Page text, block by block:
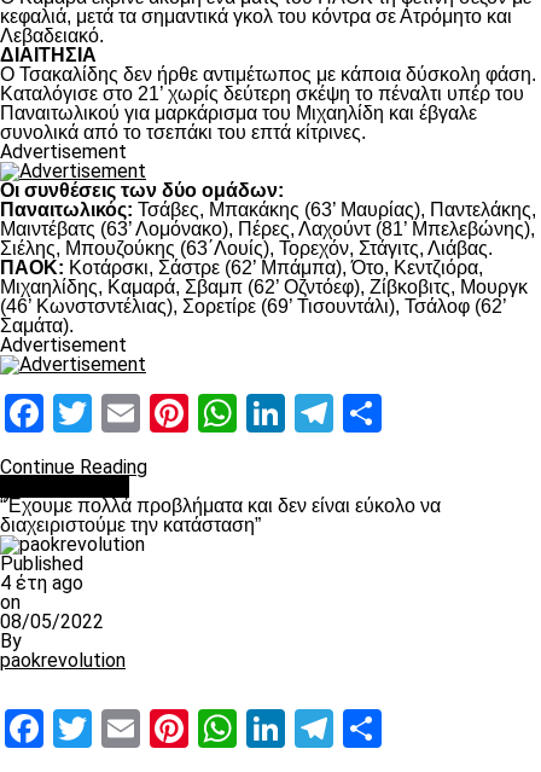
κεφαλιά, μετά τα σημαντικά γκολ του κόντρα σε Ατρόμητο και
Λεβαδειακό.
ΔΙΑΙΤΗΣΙΑ
Ο Τσακαλίδης δεν ήρθε αντιμέτωπος με κάποια δύσκολη φάση.
Καταλόγισε στο 21’ χωρίς δεύτερη σκέψη το πέναλτι υπέρ του
Παναιτωλικού για μαρκάρισμα του Μιχαηλίδη και έβγαλε
συνολικά από το τσεπάκι του επτά κίτρινες.
Advertisement
Οι συνθέσεις των δύο ομάδων:
Παναιτωλικός: Τσάβες, Μπακάκης (63’ Μαυρίας), Παντελάκης,
Μαιντέβατς (63’ Λομόνακο), Πέρες, Λαχούντ (81’ Μπελεβώνης),
Σιέλης, Μπουζούκης (63΄Λουίς), Τορεχόν, Στάγιτς, Λιάβας.
ΠΑΟΚ: Κοτάρσκι, Σάστρε (62’ Μπάμπα), Ότο, Κεντζιόρα,
Μιχαηλίδης, Καμαρά, Σβαμπ (62’ Οζντόεφ), Ζίβκοβιτς, Μουργκ
(46’ Κωνστσντέλιας), Σορετίρε (69’ Τισουντάλι), Τσάλοφ (62’
Σαμάτα).
Advertisement
Facebook
Twitter
EmailPinterest
WhatsApp
LinkedIn
Telegram
Continue Reading
“Έχουμε πολλά προβλήματα και δεν είναι εύκολο να
διαχειριστούμε την κατάσταση”
Published
4 έτη ago
on
08/05/2022
By
paokrevolution
Facebook
Twitter
EmailPinterest
WhatsApp
LinkedIn
Telegram